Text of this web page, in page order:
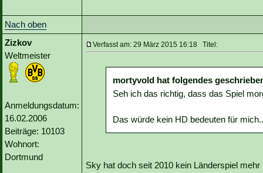
Nach oben
Zizkov
Weltmeister
Anmeldungsdatum:
16.02.2006
Beiträge: 10103
Wohnort:
Dortmund
Verfasst am: 29 März 2015 16:18 Titel:
mortyvold hat folgendes
Seh ich das richtig, dass das Spiel
Das würde kein HD bedeuten für
Sky hat doch seit 2010 kein Länderspiel mehr